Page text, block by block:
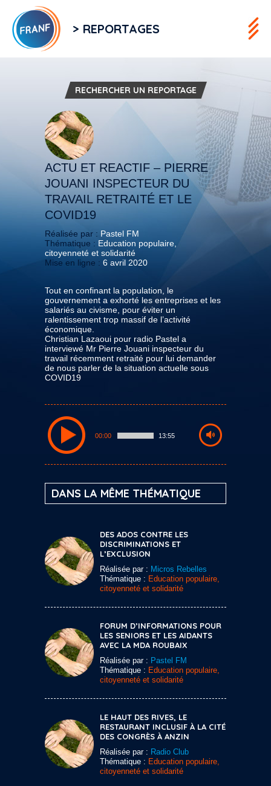
> REPORTAGES
RECHERCHER UN REPORTAGE
ACTU ET REACTIF – PIERRE
JOUANI INSPECTEUR DU
TRAVAIL RETRAITÉ ET LE
COVID19
Réalisée par : Pastel FM
Thématique : Education populaire,
citoyenneté et solidarité
Mise en ligne : 6 avril 2020
Tout en confinant la population, le
gouvernement a exhorté les entreprises et les
salariés au civisme, pour éviter un
ralentissement trop massif de l’activité
économique.
Christian Lazaoui pour radio Pastel a
interviewé Mr Pierre Jouani inspecteur du
travail récemment retraité pour lui demander
de nous parler de la situation actuelle sous
COVID19
00:00 13:55
DANS LA MÊME THÉMATIQUE
DES ADOS CONTRE LES
DISCRIMINATIONS ET
L’EXCLUSION
Réalisée par : Micros Rebelles
Thématique : Education populaire,
citoyenneté et solidarité
FORUM D’INFORMATIONS POUR
LES SENIORS ET LES AIDANTS
AVEC LA MDA ROUBAIX
Réalisée par : Pastel FM
Thématique : Education populaire,
citoyenneté et solidarité
LE HAUT DES RIVES, LE
RESTAURANT INCLUSIF À LA CITÉ
DES CONGRÈS À ANZIN
Réalisée par : Radio Club
Thématique : Education populaire,
citoyenneté et solidarité